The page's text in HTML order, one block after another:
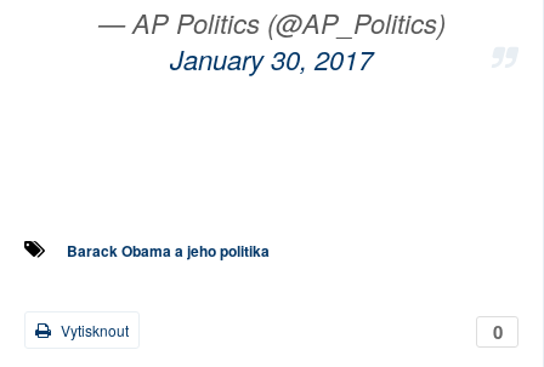
— AP Politics (@AP_Politics)
January 30, 2017
Barack Obama a jeho politika
0
Vytisknout